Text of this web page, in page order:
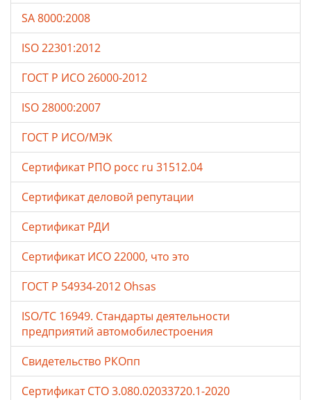
SA 8000:2008
ISO 22301:2012
ГОСТ Р ИСО 26000-2012
ISO 28000:2007
ГОСТ Р ИСО/МЭК
Сертификат РПО росс ru 31512.04
Сертификат деловой репутации
Сертификат РДИ
Сертификат ИСО 22000, что это
ГОСТ Р 54934-2012 Ohsas
ISO/TC 16949. Стандарты деятельности
предприятий автомобилестроения
Свидетельство РКОпп
Сертификат СТО 3.080.02033720.1-2020